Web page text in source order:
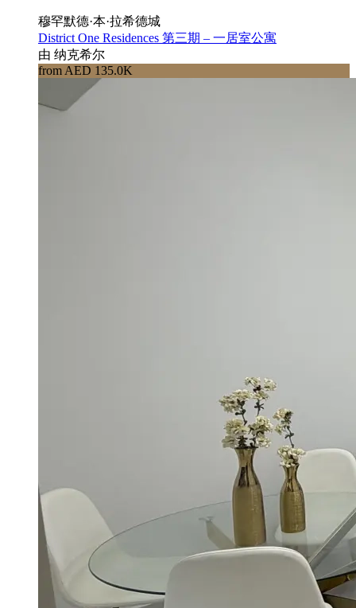
穆罕默德·本·拉希德城
District One Residences 第三期 – 一居室公寓
由 纳克希尔
from AED 135.0K